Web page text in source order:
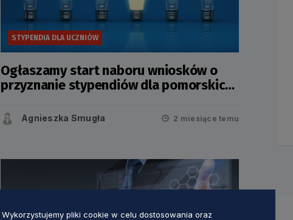
STYPENDIA DLA UCZNIÓW
Ogłaszamy start naboru wniosków o
przyznanie stypendiów dla pomorskich
Agnieszka Smugła 2 miesiące temu
Wykorzystujemy pliki cookie w celu dostosowania oraz